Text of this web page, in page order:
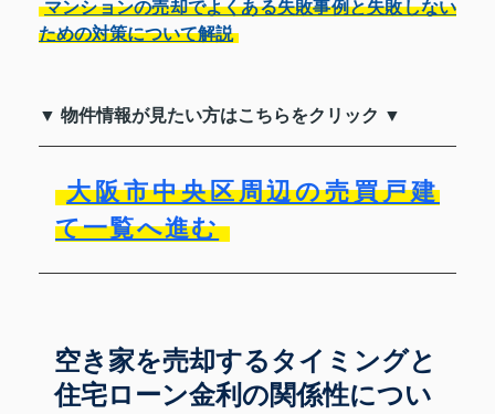
マンションの売却でよくある失敗事例と失敗しない
ための対策について解説
▼ 物件情報が見たい方はこちらをクリック ▼
大阪市中央区周辺の売買戸建
て一覧へ進む
空き家を売却するタイミングと
住宅ローン金利の関係性につい